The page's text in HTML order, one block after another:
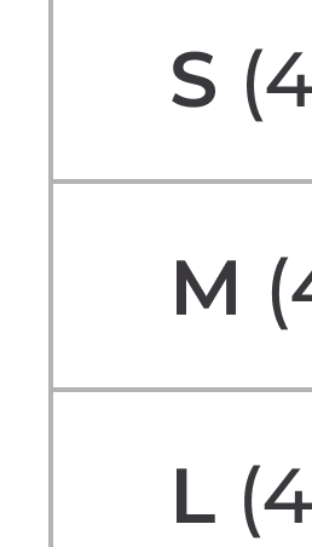
СКИДКА -10% НА ПЕРВЫЙ ЗАКАЗ